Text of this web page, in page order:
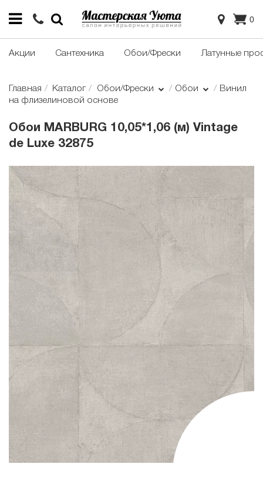
0
Акции Сантехника Обои/Фрески Латунные
Главная Каталог Обои/Фрески Обои
Винил
на флизелиновой основе
Обои MARBURG 10,05*1,06 (м) Vintage
de Luxe 32875